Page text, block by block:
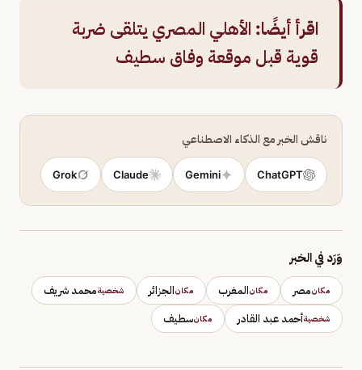
اقرأ أيضًا: الأهلي المصري يتلقى ضربة
قوية قبل موقعة وفاق سطيف
ناقش الخبر مع الذكاء الاصطناعي
ChatGPT
Gemini
Claude
Grok
وَرَد في الخبر
مكانمصر مكانالمغرب مكانالجزائر شخصيةمحمد شريف
شخصيةأحمد عبد القادر مكانسطيف